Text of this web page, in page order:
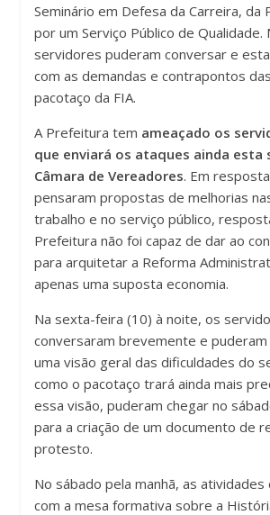
Seminário em Defesa da Carreira, da
por um Serviço Público de Qualidade.
servidores puderam conversar e
com as demandas e contrapontos
pacotaço da FIA.
A Prefeitura tem ameaçado os
que enviará os ataques ainda esta
Câmara de Vereadores. Em
pensaram propostas de melhorias
trabalho e no serviço público,
Prefeitura não foi capaz de dar ao
para arquitetar a Reforma
apenas uma suposta economia.
Na sexta-feira (10) à noite, os
conversaram brevemente e
uma visão geral das dificuldades do
como o pacotaço trará ainda mais
essa visão, puderam chegar no
para a criação de um documento de
protesto.
No sábado pela manhã, as atividades
com a mesa formativa sobre a